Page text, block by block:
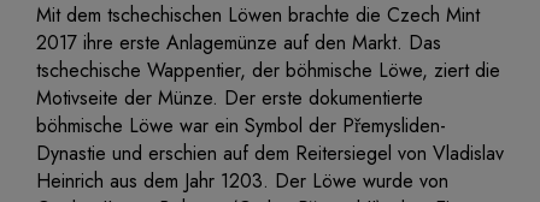
Mit dem tschechischen Löwen brachte die Czech Mint
2017 ihre erste Anlagemünze auf den Markt. Das
tschechische Wappentier, der böhmische Löwe, ziert die
Motivseite der Münze. Der erste dokumentierte
böhmische Löwe war ein Symbol der Přemysliden-
Dynastie und erschien auf dem Reitersiegel von Vladislav
Heinrich aus dem Jahr 1203. Der Löwe wurde von